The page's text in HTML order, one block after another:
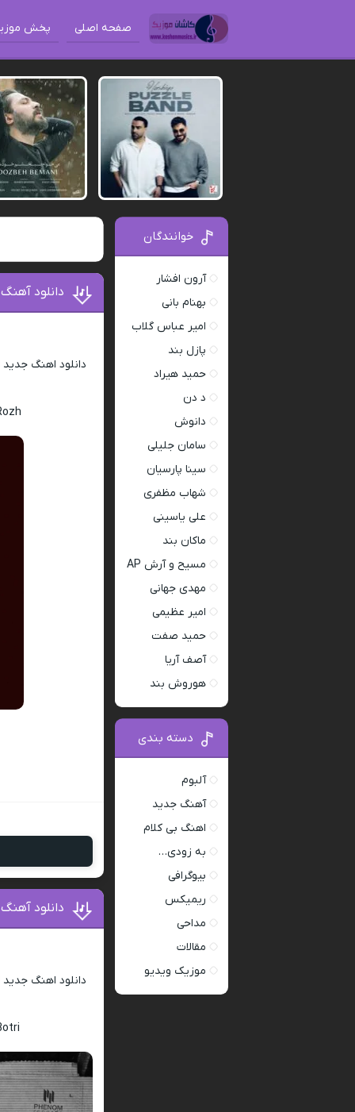
صفحه اصلی پخش
دانلود
دانلود اهنگ جدید
دانلود
دانلود اهنگ جدید
خوانندگان
آرون افشار
بهنام بانی
امیر عباس گلاب
پازل بند
حمید هیراد
د دن
دانوش
سامان جلیلی
سینا پارسیان
شهاب مظفری
علی یاسینی
ماکان بند
مسیح و آرش AP
مهدی جهانی
امیر عظیمی
حمید صفت
آصف آریا
هوروش بند
دسته بندی
آلبوم
آهنگ جدید
اهنگ بی کلام
به زودی…
بیوگرافی
ریمیکس
مداحی
مقالات
موزیک ویدیو